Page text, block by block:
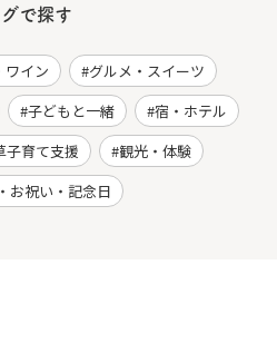
で探す
ワイン
グルメ・スイーツ
子どもと一緒
宿・ホテル
子育て支援
観光・体験
お祝い・記念日